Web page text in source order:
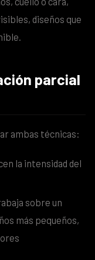
diseños que
parcial
ambas técnicas:
la intensidad del
sobre un
más pequeños,